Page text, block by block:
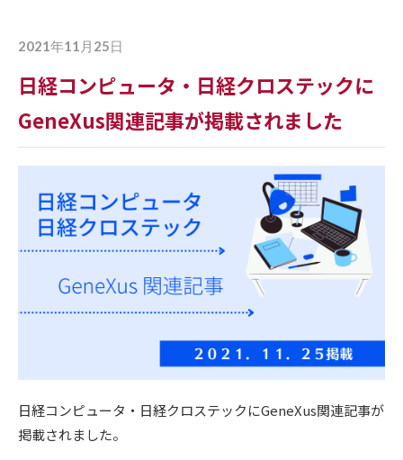
2021年11月25日
日経コンピュータ・日経クロステックに
GeneXus関連記事が掲載されました
日経コンピュータ・日経クロステックにGeneXus関連記事が
掲載されました。